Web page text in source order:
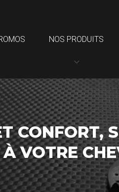
NOS PRODUITS
CONFORT,
VOTRE